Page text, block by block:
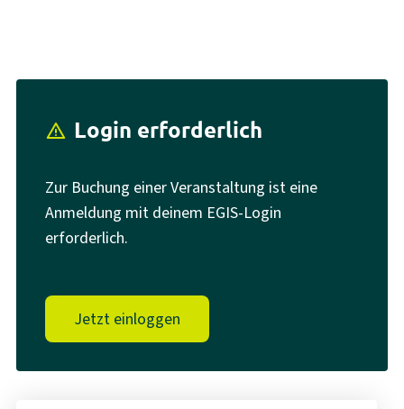
report_problem Login erforderlich
Zur Buchung einer Veranstaltung ist eine
Anmeldung mit deinem EGIS-Login
erforderlich.
Jetzt einloggen